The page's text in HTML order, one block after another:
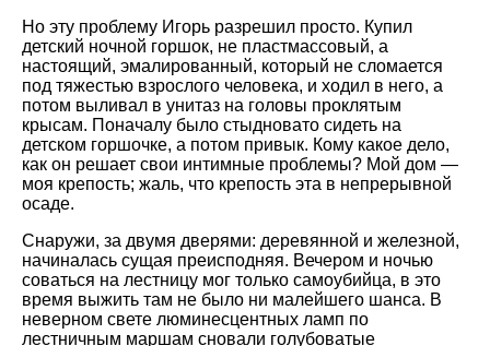
Но эту проблему Игорь разрешил просто. Купил
детский ночной горшок, не пластмассовый, а
настоящий, эмалированный, который не сломается
под тяжестью взрослого человека, и ходил в него, а
потом выливал в унитаз на головы проклятым
крысам. Поначалу было стыдновато сидеть на
детском горшочке, а потом привык. Кому какое дело,
как он решает свои интимные проблемы? Мой дом —
моя крепость; жаль, что крепость эта в непрерывной
осаде.
Снаружи, за двумя дверями: деревянной и железной,
начиналась сущая преисподняя. Вечером и ночью
соваться на лестницу мог только самоубийца, в это
время выжить там не было ни малейшего шанса. В
неверном свете люминесцентных ламп по
лестничным маршам сновали голубоватые